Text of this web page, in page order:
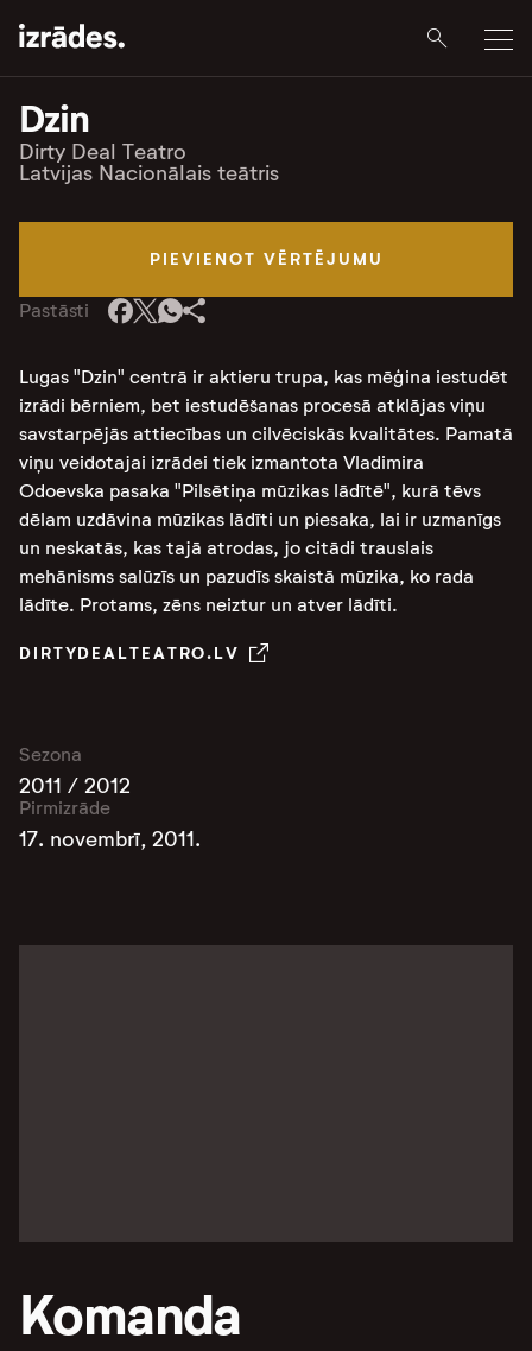
Dzin
Dirty Deal Teatro
Latvijas Nacionālais teātris
PIEVIENOT VĒRTĒJUMU
Pastāsti
Lugas "Dzin" centrā ir aktieru trupa, kas mēģina iestudēt
izrādi bērniem, bet iestudēšanas procesā atklājas viņu
savstarpējās attiecības un cilvēciskās kvalitātes. Pamatā
viņu veidotajai izrādei tiek izmantota Vladimira
Odoevska pasaka "Pilsētiņa mūzikas lādītē", kurā tēvs
dēlam uzdāvina mūzikas lādīti un piesaka, lai ir uzmanīgs
un neskatās, kas tajā atrodas, jo citādi trauslais
mehānisms salūzīs un pazudīs skaistā mūzika, ko rada
lādīte. Protams, zēns neiztur un atver lādīti.
DIRTYDEALTEATRO.LV
Sezona
2011 / 2012
Pirmizrāde
17. novembrī, 2011.
Komanda